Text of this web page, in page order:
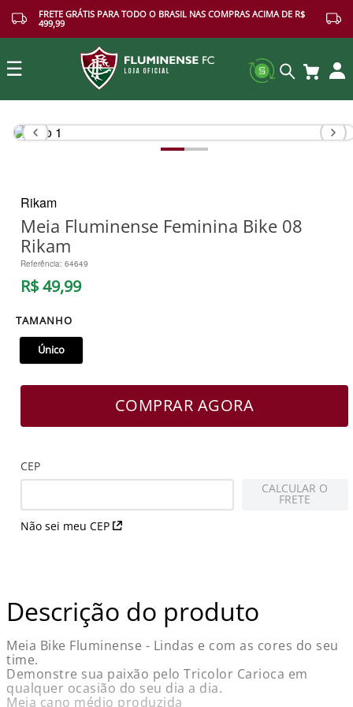
FRETE GRÁTIS PARA TODO O BRASIL NAS COMPRAS ACIMA DE R$
499,99
☰
Buscar
Rikam
Meia Fluminense Feminina Bike 08
Rikam
Referência: 64649
R$49,99
TAMANHO
Único
COMPRAR AGORA
CEP
Não sei meu CEP
CALCULAR O
FRETE
Descrição do produto
Meia Bike Fluminense - Lindas e com as cores do seu
time.
Demonstre sua paixão pelo Tricolor Carioca em
qualquer ocasião do seu dia a dia.
Meia cano médio produzida